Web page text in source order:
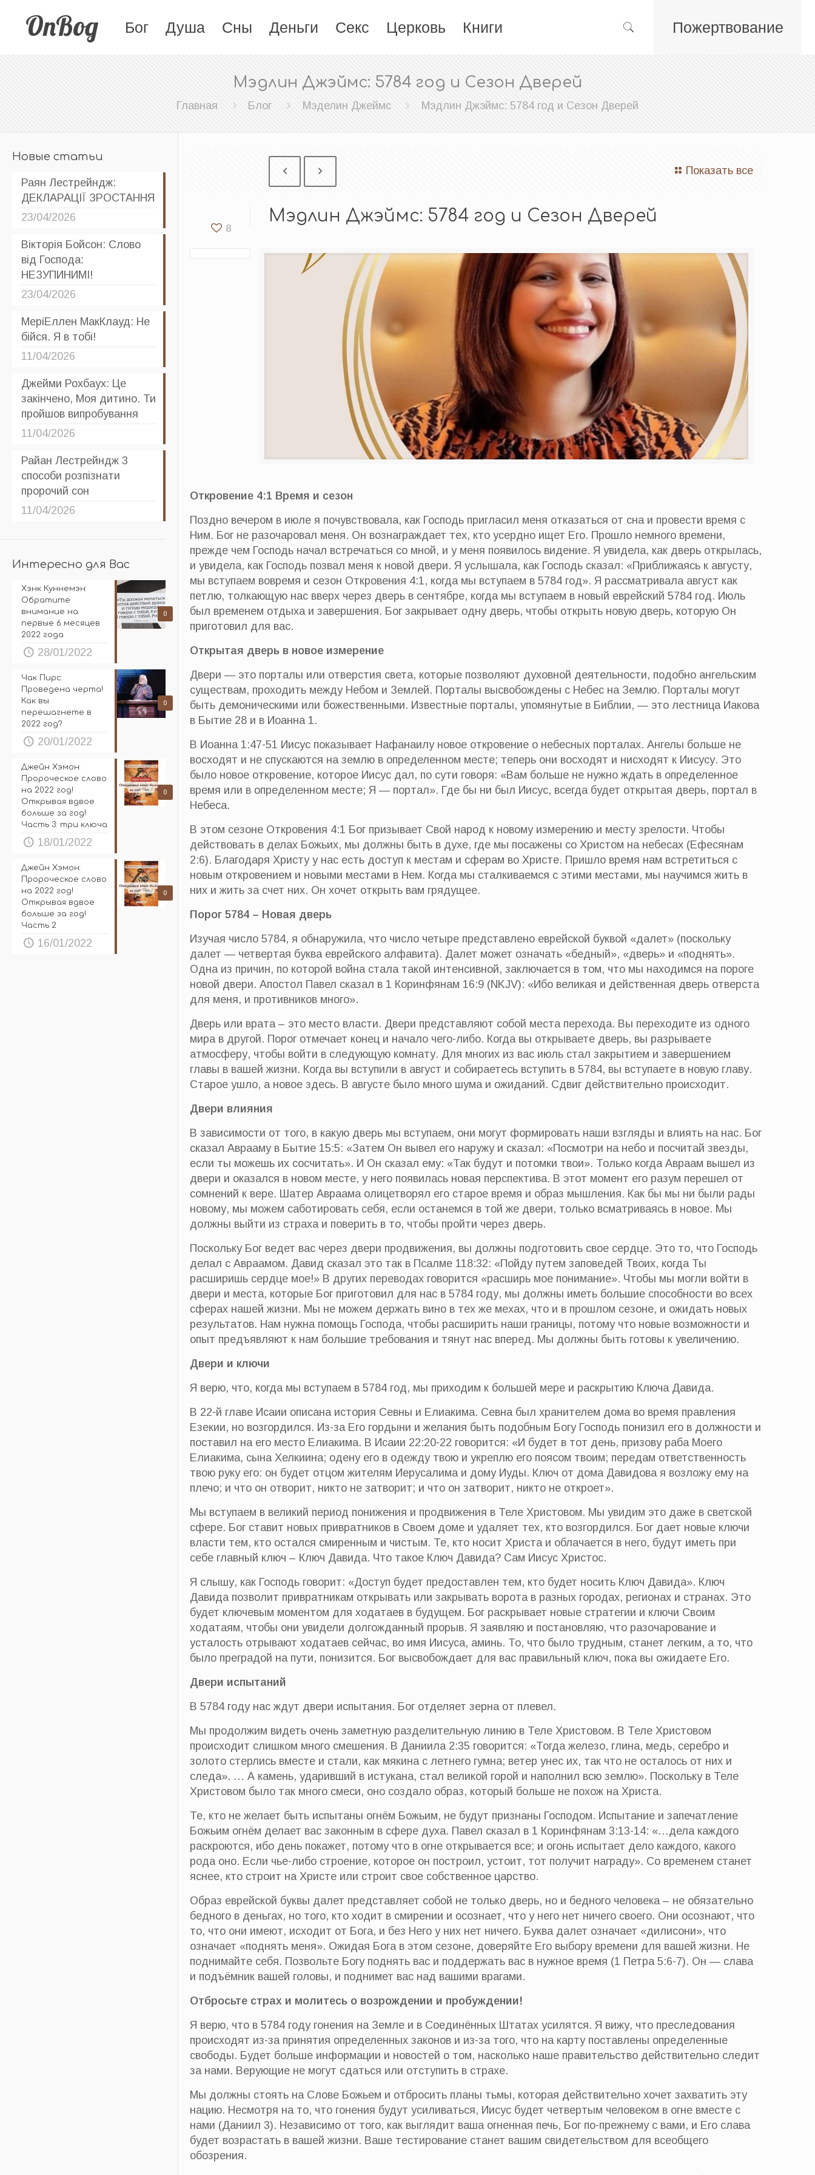
OnBog Бог Душа Сны Деньги Секс Церковь Книги Пожертвование
Мэдлин Джэймс: 5784 год и Сезон Дверей
Главная Блог Мэделин Джеймс Мэдлин Джэймс: 5784 год и Сезон Дверей
Показать все
8
Мэдлин Джэймс: 5784 год и Сезон Дверей
Откровение 4:1 Время и сезон
Поздно вечером в июле я почувствовала, как Господь пригласил меня отказаться от сна и провести время с
Ним. Бог не разочаровал меня. Он вознаграждает тех, кто усердно ищет Его. Прошло немного времени,
прежде чем Господь начал встречаться со мной, и у меня появилось видение. Я увидела, как дверь открылась,
и увидела, как Господь позвал меня к новой двери. Я услышала, как Господь сказал: «Приближаясь к августу,
мы вступаем вовремя и сезон Откровения 4:1, когда мы вступаем в 5784 год». Я рассматривала август как
петлю, толкающую нас вверх через дверь в сентябре, когда мы вступаем в новый еврейский 5784 год. Июль
был временем отдыха и завершения. Бог закрывает одну дверь, чтобы открыть новую дверь, которую Он
приготовил для вас.
Открытая дверь в новое измерение
Двери — это порталы или отверстия света, которые позволяют духовной деятельности, подобно ангельским
существам, проходить между Небом и Землей. Порталы высвобождены с Небес на Землю. Порталы могут
быть демоническими или божественными. Известные порталы, упомянутые в Библии, — это лестница Иакова
в Бытие 28 и в Иоанна 1.
В Иоанна 1:47-51 Иисус показывает Нафанаилу новое откровение о небесных порталах. Ангелы больше не
восходят и не спускаются на землю в определенном месте; теперь они восходят и нисходят к Иисусу. Это
было новое откровение, которое Иисус дал, по сути говоря: «Вам больше не нужно ждать в определенное
время или в определенном месте; Я — портал». Где бы ни был Иисус, всегда будет открытая дверь, портал в
Небеса.
В этом сезоне Откровения 4:1 Бог призывает Свой народ к новому измерению и месту зрелости. Чтобы
действовать в делах Божьих, мы должны быть в духе, где мы посажены со Христом на небесах (Ефесянам
2:6). Благодаря Христу у нас есть доступ к местам и сферам во Христе. Пришло время нам встретиться с
новым откровением и новыми местами в Нем. Когда мы сталкиваемся с этими местами, мы научимся жить в
них и жить за счет них. Он хочет открыть вам грядущее.
Порог 5784 – Новая дверь
Изучая число 5784, я обнаружила, что число четыре представлено еврейской буквой «далет» (поскольку
далет — четвертая буква еврейского алфавита). Далет может означать «бедный», «дверь» и «поднять».
Одна из причин, по которой война стала такой интенсивной, заключается в том, что мы находимся на пороге
новой двери. Апостол Павел сказал в 1 Коринфянам 16:9 (NKJV): «Ибо великая и действенная дверь отверста
для меня, и противников много».
Дверь или врата – это место власти. Двери представляют собой места перехода. Вы переходите из одного
мира в другой. Порог отмечает конец и начало чего-либо. Когда вы открываете дверь, вы разрываете
атмосферу, чтобы войти в следующую комнату. Для многих из вас июль стал закрытием и завершением
главы в вашей жизни. Когда вы вступили в август и собираетесь вступить в 5784, вы вступаете в новую главу.
Старое ушло, а новое здесь. В августе было много шума и ожиданий. Сдвиг действительно происходит.
Двери влияния
В зависимости от того, в какую дверь мы вступаем, они могут формировать наши взгляды и влиять на нас. Бог
сказал Аврааму в Бытие 15:5: «Затем Он вывел его наружу и сказал: «Посмотри на небо и посчитай звезды,
если ты можешь их сосчитать». И Он сказал ему: «Так будут и потомки твои». Только когда Авраам вышел из
двери и оказался в новом месте, у него появилась новая перспектива. В этот момент его разум перешел от
сомнений к вере. Шатер Авраама олицетворял его старое время и образ мышления. Как бы мы ни были рады
новому, мы можем саботировать себя, если останемся в той же двери, только всматриваясь в новое. Мы
должны выйти из страха и поверить в то, чтобы пройти через дверь.
Поскольку Бог ведет вас через двери продвижения, вы должны подготовить свое сердце. Это то, что Господь
делал с Авраамом. Давид сказал это так в Псалме 118:32: «Пойду путем заповедей Твоих, когда Ты
расширишь сердце мое!» В других переводах говорится «расширь мое понимание». Чтобы мы могли войти в
двери и места, которые Бог приготовил для нас в 5784 году, мы должны иметь большие способности во всех
сферах нашей жизни. Мы не можем держать вино в тех же мехах, что и в прошлом сезоне, и ожидать новых
результатов. Нам нужна помощь Господа, чтобы расширить наши границы, потому что новые возможности и
опыт предъявляют к нам большие требования и тянут нас вперед. Мы должны быть готовы к увеличению.
Двери и ключи
Я верю, что, когда мы вступаем в 5784 год, мы приходим к большей мере и раскрытию Ключа Давида.
В 22-й главе Исаии описана история Севны и Елиакима. Севна был хранителем дома во время правления
Езекии, но возгордился. Из-за Его гордыни и желания быть подобным Богу Господь понизил его в должности и
поставил на его место Елиакима. В Исаии 22:20-22 говорится: «И будет в тот день, призову раба Моего
Елиакима, сына Хелкиина; одену его в одежду твою и укреплю его поясом твоим; передам ответственность
твою руку его: он будет отцом жителям Иерусалима и дому Иуды. Ключ от дома Давидова я возложу ему на
плечо; и что он отворит, никто не затворит; и что он затворит, никто не откроет».
Мы вступаем в великий период понижения и продвижения в Теле Христовом. Мы увидим это даже в светской
сфере. Бог ставит новых привратников в Своем доме и удаляет тех, кто возгордился. Бог дает новые ключи
власти тем, кто остался смиренным и чистым. Те, кто носит Христа и облачается в него, будут иметь при
себе главный ключ – Ключ Давида. Что такое Ключ Давида? Сам Иисус Христос.
Я слышу, как Господь говорит: «Доступ будет предоставлен тем, кто будет носить Ключ Давида». Ключ
Давида позволит привратникам открывать или закрывать ворота в разных городах, регионах и странах. Это
будет ключевым моментом для ходатаев в будущем. Бог раскрывает новые стратегии и ключи Своим
ходатаям, чтобы они увидели долгожданный прорыв. Я заявляю и постановляю, что разочарование и
усталость отрывают ходатаев сейчас, во имя Иисуса, аминь. То, что было трудным, станет легким, а то, что
было преградой на пути, понизится. Бог высвобождает для вас правильный ключ, пока вы ожидаете Его.
Двери испытаний
В 5784 году нас ждут двери испытания. Бог отделяет зерна от плевел.
Мы продолжим видеть очень заметную разделительную линию в Теле Христовом. В Теле Христовом
происходит слишком много смешения. В Даниила 2:35 говорится: «Тогда железо, глина, медь, серебро и
золото стерлись вместе и стали, как мякина с летнего гумна; ветер унес их, так что не осталось от них и
следа». … А камень, ударивший в истукана, стал великой горой и наполнил всю землю». Поскольку в Теле
Христовом было так много смеси, оно создало образ, который больше не похож на Христа.
Те, кто не желает быть испытаны огнём Божьим, не будут признаны Господом. Испытание и запечатление
Божьим огнём делает вас законным в сфере духа. Павел сказал в 1 Коринфянам 3:13-14: «…дела каждого
раскроются, ибо день покажет, потому что в огне открывается все; и огонь испытает дело каждого, какого
рода оно. Если чье-либо строение, которое он построил, устоит, тот получит награду». Со временем станет
яснее, кто строит на Христе или строит свое собственное царство.
Образ еврейской буквы далет представляет собой не только дверь, но и бедного человека – не обязательно
бедного в деньгах, но того, кто ходит в смирении и осознает, что у него нет ничего своего. Они осознают, что
то, что они имеют, исходит от Бога, и без Него у них нет ничего. Буква далет означает «дилисони», что
означает «поднять меня». Ожидая Бога в этом сезоне, доверяйте Его выбору времени для вашей жизни. Не
поднимайте себя. Позвольте Богу поднять вас и поддержать вас в нужное время (1 Петра 5:6-7). Он — слава
и подъёмник вашей головы, и поднимет вас над вашими врагами.
Отбросьте страх и молитесь о возрождении и пробуждении!
Я верю, что в 5784 году гонения на Земле и в Соединённых Штатах усилятся. Я вижу, что преследования
происходят из-за принятия определенных законов и из-за того, что на карту поставлены определенные
свободы. Будет больше информации и новостей о том, насколько наше правительство действительно следит
за нами. Верующие не могут сдаться или отступить в страхе.
Мы должны стоять на Слове Божьем и отбросить планы тьмы, которая действительно хочет захватить эту
нацию. Несмотря на то, что гонения будут усиливаться, Иисус будет четвертым человеком в огне вместе с
нами (Даниил 3). Независимо от того, как выглядит ваша огненная печь, Бог по-прежнему с вами, и Его слава
будет возрастать в вашей жизни. Ваше тестирование станет вашим свидетельством для всеобщего
обозрения.
Новые статьи
Раян Лестрейндж:
ДЕКЛАРАЦІЇ ЗРОСТАННЯ
23/04/2026
Вікторія Бойсон: Слово
від Господа:
НЕЗУПИНИМІ!
23/04/2026
МеріЕллен МакКлауд: Не
бійся. Я в тобі!
11/04/2026
Джейми Рохбаух: Це
закінчено, Моя дитино. Ти
пройшов випробування
11/04/2026
Райан Лестрейндж 3
способи розпізнати
пророчий сон
11/04/2026
Интересно для Вас
0
Хэнк Куннемэн:
Обратите
внимание на
первые 6 месяцев
2022 года
28/01/2022
0
Чак Пирс:
Проведена черта!
Как вы
перешагнете в
2022 год?
20/01/2022
0
Джейн Хэмон:
Пророческое слово
на 2022 год!
Открывая вдвое
больше за год!
Часть 3: три ключа
18/01/2022
0
Джейн Хэмон:
Пророческое слово
на 2022 год!
Открывая вдвое
больше за год!
Часть 2
16/01/2022